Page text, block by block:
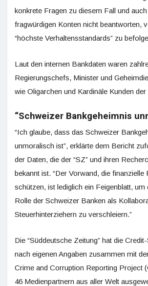
konkrete Fragen zu diesem Fall und
fragwürdigen Konten nicht beantworten,
“höchste Verhaltensstandards” zu
Laut den internen Bankdaten waren
Regierungschefs, Minister und
wie Oligarchen und Kardinäle Kunden
“Schweizer Bankgeheimnis
“Ich glaube, dass das Schweizer
unmoralisch ist”, erklärte dem Bericht
der Daten, die der “SZ” und ihren
bekannt ist. “Der Vorwand, die finanzielle
schützen, ist lediglich ein Feigenblatt, um
Rolle der Schweizer Banken als
Steuerhinterziehern zu verschleiern.”
Die “Süddeutsche Zeitung” hat die
nach eigenen Angaben zusammen mit
Crime and Corruption Reporting Project
46 Medienpartnern aus aller Welt